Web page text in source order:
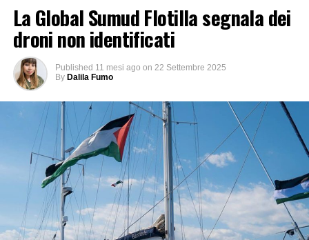
La Global Sumud Flotilla segnala dei
droni non identificati
Published 11 mesi ago on 22 Settembre 2025
By Dalila Fumo